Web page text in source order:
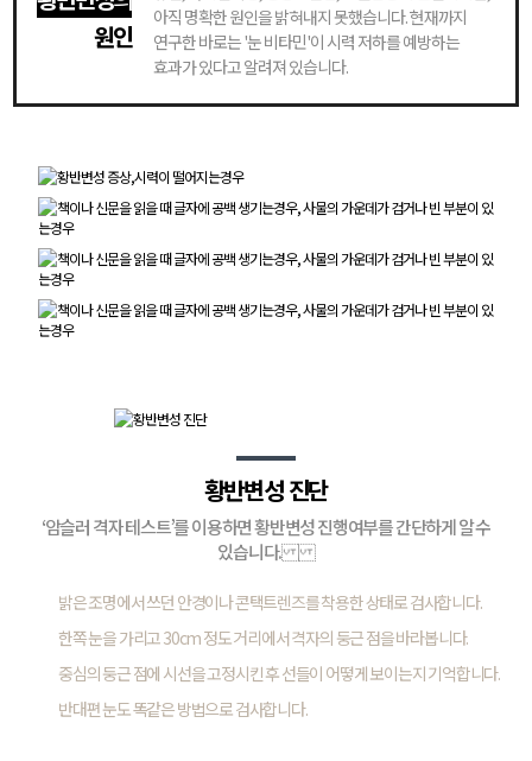
원인
아직 명확한 원인을 밝혀내지 못했습니다. 현재까지
연구한 바로는 '눈 비타민'이 시력 저하를 예방하는
효과가 있다고 알려져 있습니다.
황반변성 진단
‘암슬러 격자 테스트’를 이용하면 황반변성 진행여부를 간단하게 알 수
있습니다.
밝은 조명에서 쓰던 안경이나 콘택트렌즈를 착용한 상태로 검사합니다.
한쪽 눈을 가리고 30cm 정도 거리에서 격자의 둥근 점을 바라봅니다.
중심의 둥근 점에 시선을 고정시킨 후 선들이 어떻게 보이는지 기억합니다.
반대편 눈도 똑같은 방법으로 검사합니다.